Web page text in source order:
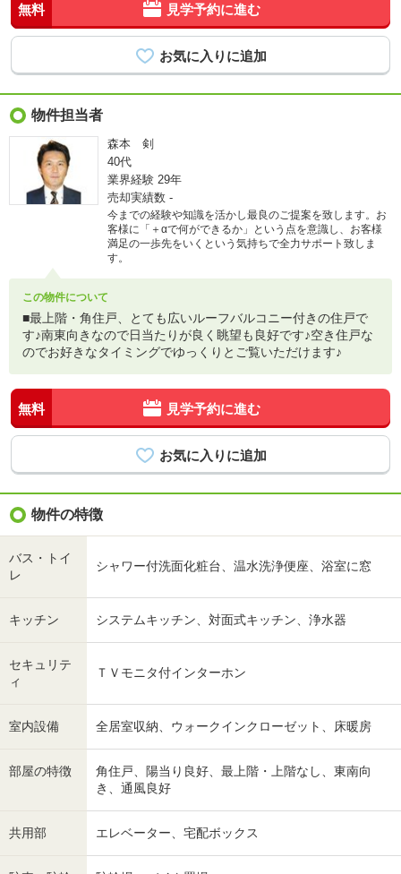
無料 見学予約に進む
物件担当者
森本 剣
40代
業界経験 29年
売却実績数 -
今までの経験や知識を活かし最良のご提案を致します。お
客様に「＋αで何ができるか」という点を意識し、お客様
満足の一歩先をいくという気持ちで全力サポート致しま
す。
この物件について
■最上階・角住戸、とても広いルーフバルコニー付きの住戸で
す♪南東向きなので日当たりが良く眺望も良好です♪空き住戸な
のでお好きなタイミングでゆっくりとご覧いただけます♪
無料 見学予約に進む
物件の特徴
バス・トイ
レ
シャワー付洗面化粧台、温水洗浄便座、浴室に窓
キッチン システムキッチン、対面式キッチン、浄水器
セキュリテ
ィ
ＴＶモニタ付インターホン
室内設備 全居室収納、ウォークインクローゼット、床暖房
部屋の特徴
角住戸、陽当り良好、最上階・上階なし、東南向
き、通風良好
共用部 エレベーター、宅配ボックス